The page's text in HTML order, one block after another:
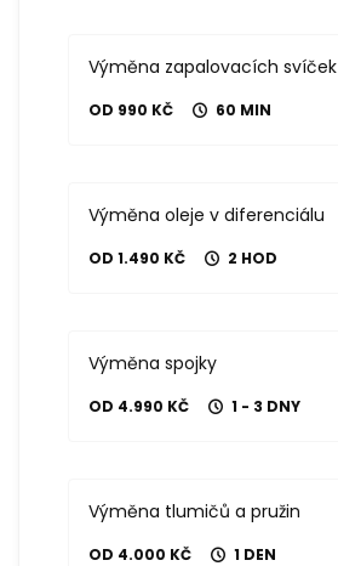
Výměna zapalovacích svíček
OD 990 KČ 60 MIN
Výměna oleje v diferenciálu
OD 1.490 KČ 2 HOD
Výměna spojky
OD 4.990 KČ 1 - 3 DNY
Výměna tlumičů a pružin
OD 4.000 KČ 1 DEN